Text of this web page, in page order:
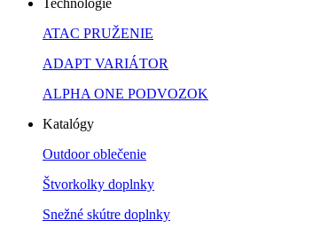
Technologie
ATAC PRUŽENIE
ADAPT VARIÁTOR
ALPHA ONE PODVOZOK
Katalógy
Outdoor oblečenie
Štvorkolky doplnky
Snežné skútre doplnky